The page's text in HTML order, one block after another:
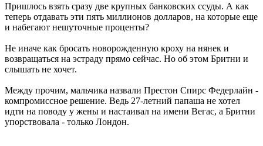
Пришлось взять сразу две крупных банковских ссуды. А как
теперь отдавать эти пять миллионов долларов, на которые еще
и набегают нешуточные проценты?
Не иначе как бросать новорожденную кроху на нянек и
возвращаться на эстраду прямо сейчас. Но об этом Бритни и
слышать не хочет.
Между прочим, мальчика назвали Престон Спирс Федерлайн -
компромиссное решение. Ведь 27-летний папаша не хотел
идти на поводу у жены и настаивал на имени Вегас, а Бритни
упорствовала - только Лондон.